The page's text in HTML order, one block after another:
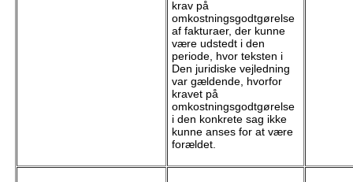
krav på
omkostningsgodtgørelse
af fakturaer, der kunne
være udstedt i den
periode, hvor teksten i
Den juridiske vejledning
var gældende, hvorfor
kravet på
omkostningsgodtgørelse
i den konkrete sag ikke
kunne anses for at være
forældet.